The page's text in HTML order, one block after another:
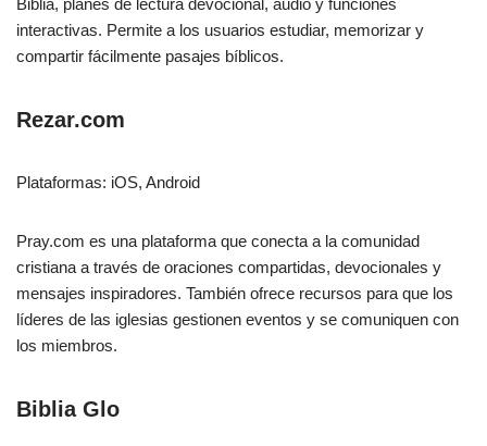
Biblia, planes de lectura devocional, audio y funciones
interactivas. Permite a los usuarios estudiar, memorizar y
compartir fácilmente pasajes bíblicos.
Rezar.com
Plataformas: iOS, Android
Pray.com es una plataforma que conecta a la comunidad
cristiana a través de oraciones compartidas, devocionales y
mensajes inspiradores. También ofrece recursos para que los
líderes de las iglesias gestionen eventos y se comuniquen con
los miembros.
Biblia Glo